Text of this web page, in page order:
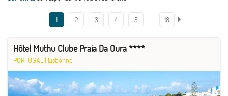
1 2 3 4 5 … 18
Hôtel Muthu Clube Praia Da Oura ****
PORTUGAL | Lisbonne